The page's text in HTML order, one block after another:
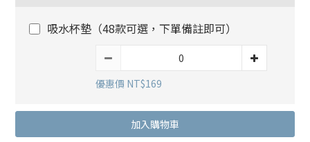
吸水杯墊（48款可選，下單備註即可）
優惠價 NT$169
加入購物車